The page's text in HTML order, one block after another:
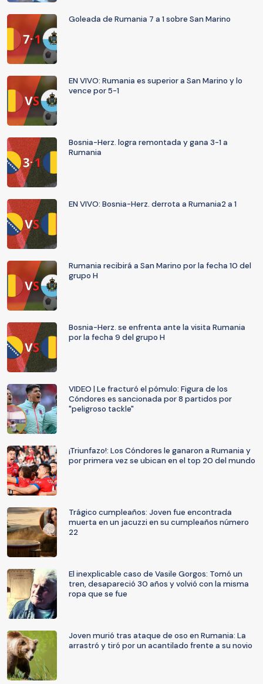
Goleada de Rumania 7 a 1 sobre San Marino
EN VIVO: Rumania es superior a San Marino y lo
vence por 5-1
Bosnia-Herz. logra remontada y gana 3-1 a
Rumania
EN VIVO: Bosnia-Herz. derrota a Rumania2 a 1
Rumania recibirá a San Marino por la fecha 10 del
grupo H
Bosnia-Herz. se enfrenta ante la visita Rumania
por la fecha 9 del grupo H
VIDEO | Le fracturó el pómulo: Figura de los
Cóndores es sancionada por 8 partidos por
"peligroso tackle"
¡Triunfazo!: Los Cóndores le ganaron a Rumania y
por primera vez se ubican en el top 20 del mundo
Trágico cumpleaños: Joven fue encontrada
muerta en un jacuzzi en su cumpleaños número
22
El inexplicable caso de Vasile Gorgos: Tomó un
tren, desapareció 30 años y volvió con la misma
ropa que se fue
Joven murió tras ataque de oso en Rumania: La
arrastró y tiró por un acantilado frente a su novio